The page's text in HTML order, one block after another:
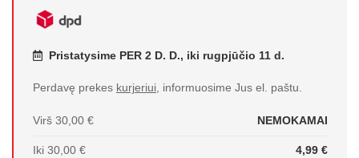
Pristatysime PER 2 D. D., iki rugpjūčio 11 d.
Perdavę prekes kurjeriui, informuosime Jus el. paštu.
Virš 30,00 € NEMOKAMAI
Iki 30,00 € 4,99 €